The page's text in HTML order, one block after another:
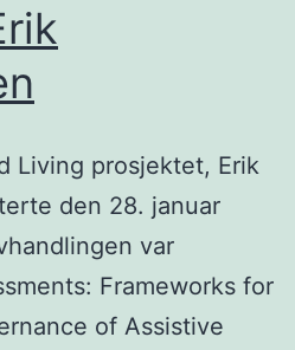
tre
år.
Living prosjektet, Erik
den 28. januar
var
Frameworks for
of Assistive